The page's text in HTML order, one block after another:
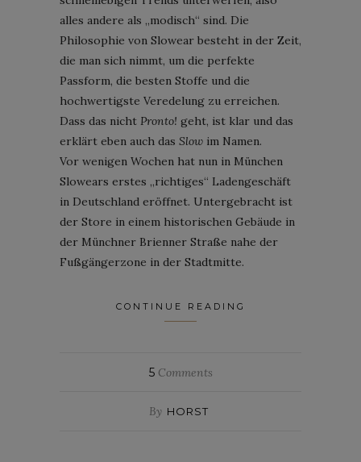
alles andere als „modisch“ sind. Die
Philosophie von Slowear besteht in der Zeit,
die man sich nimmt, um die perfekte
Passform, die besten Stoffe und die
hochwertigste Veredelung zu erreichen.
Dass das nicht Pronto! geht, ist klar und das
erklärt eben auch das Slow im Namen.
Vor wenigen Wochen hat nun in München
Slowears erstes „richtiges“ Ladengeschäft
in Deutschland eröffnet. Untergebracht ist
der Store in einem historischen Gebäude in
der Münchner Brienner Straße nahe der
Fußgängerzone in der Stadtmitte.
CONTINUE READING
5Comments
By HORST